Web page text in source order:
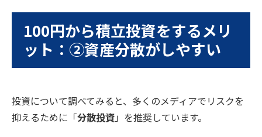
100円から積立投資をするメリ
ット：②資産分散がしやすい
投資について調べてみると、多くのメディアでリスクを
抑えるために「分散投資」を推奨しています。